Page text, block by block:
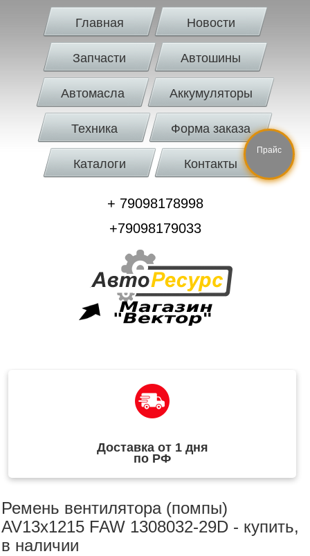
Главная Новости
Запчасти Автошины
Автомасла Аккумуляторы
Техника Форма заказа
Каталоги Контакты
+ 79098178998
+79098179033
Доставка от 1 дня
по РФ
Ремень вентилятора (помпы)
AV13x1215 FAW 1308032-29D - купить,
в наличии
Прайс